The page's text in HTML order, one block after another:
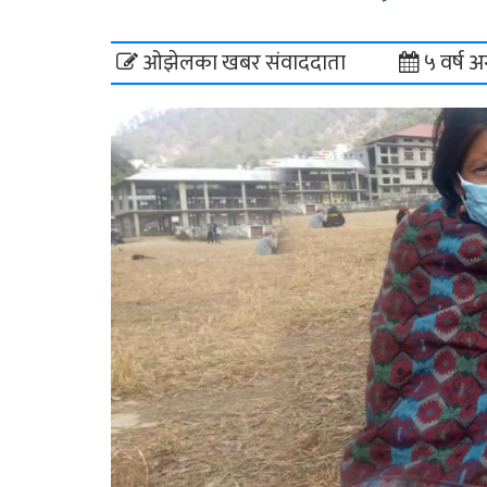
ओझेलका खबर संवाददाता ५ वर्ष